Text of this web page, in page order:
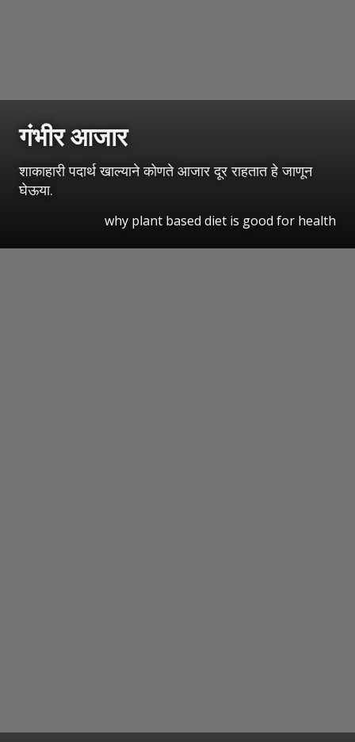
गंभीर आजार
शाकाहारी पदार्थ खाल्याने कोणते आजार दूर राहतात हे जाणून
घेऊया.
why plant based diet is good for health